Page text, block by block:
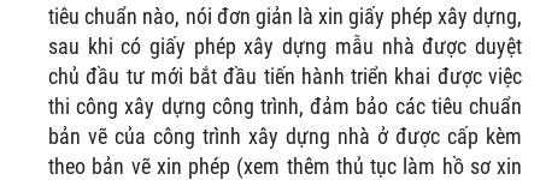
tiêu chuẩn nào, nói đơn giản là xin giấy phép xây dựng,
sau khi có giấy phép xây dựng mẫu nhà được duyệt
chủ đầu tư mới bắt đầu tiến hành triển khai được việc
thi công xây dựng công trình, đảm bảo các tiêu chuẩn
bản vẽ của công trình xây dựng nhà ở được cấp kèm
theo bản vẽ xin phép (xem thêm thủ tục làm hồ sơ xin